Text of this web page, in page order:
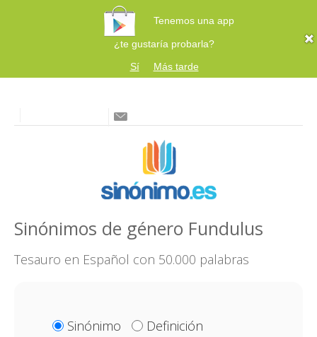
Tenemos una app
¿te gustaría probarla?
Sí
Más tarde
Sinónimos de género Fundulus
Tesauro en Español con 50.000 palabras
Sinónimo
Definición